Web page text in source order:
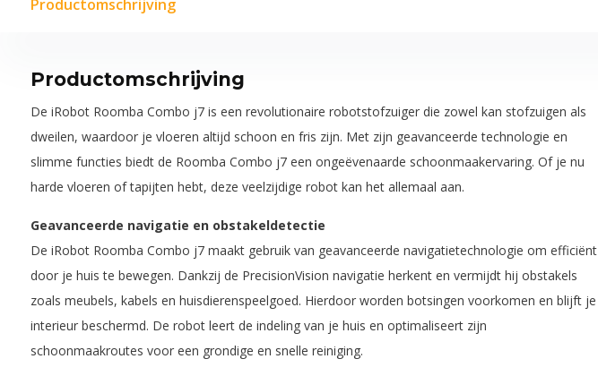
Productomschrijving
Productomschrijving
De iRobot Roomba Combo j7 is een revolutionaire robotstofzuiger die zowel kan stofzuigen als
dweilen, waardoor je vloeren altijd schoon en fris zijn. Met zijn geavanceerde technologie en
slimme functies biedt de Roomba Combo j7 een ongeëvenaarde schoonmaakervaring. Of je nu
harde vloeren of tapijten hebt, deze veelzijdige robot kan het allemaal aan.
Geavanceerde navigatie en obstakeldetectie
De iRobot Roomba Combo j7 maakt gebruik van geavanceerde navigatietechnologie om efficiënt
door je huis te bewegen. Dankzij de PrecisionVision navigatie herkent en vermijdt hij obstakels
zoals meubels, kabels en huisdierenspeelgoed. Hierdoor worden botsingen voorkomen en blijft je
interieur beschermd. De robot leert de indeling van je huis en optimaliseert zijn
schoonmaakroutes voor een grondige en snelle reiniging.